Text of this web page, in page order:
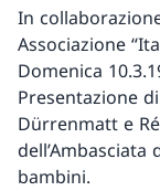
In
Associazione
Domenica
Presentazione
Dürrenmatt e
dell’Ambasciata
bambini.